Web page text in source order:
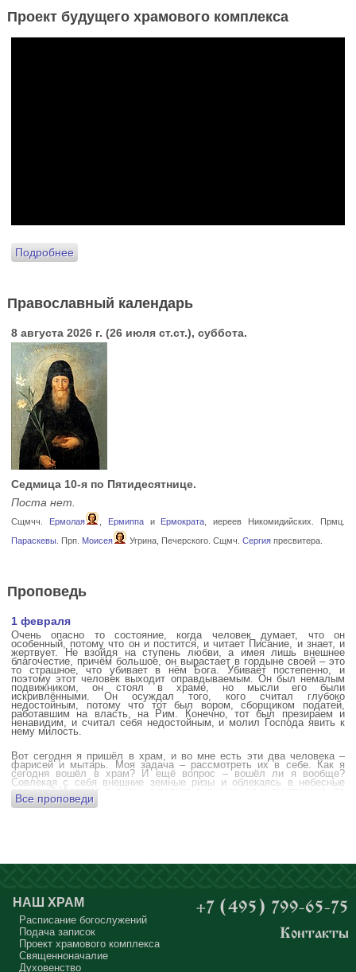
Проект будущего храмового комплекса
Подробнее
Православный календарь
8 августа 2026 г. (26 июля ст.ст.), суббота.
Седмица 10-я по Пятидесятнице.
Поста нет.
Сщмчч. Ермолая , Ермиппаи Ермократа, иереев Никомидийских. Прмц.
Параскевы. Прп. Моисея Угрина, Печерского. Сщмч. Сергияпресвитера.
Проповедь
1 февраля
Очень опасно то состояние, когда человек думает, что он
особенный, потому что он и постится, и читает Писание, и знает, и
жертвует. Не взойдя на ступень любви, а имея лишь внешнее
благочестие, причём большое, он вырастает в гордыне своей – это
то страшное, что убивает в нём Бога. Убивает постепенно, и
поэтому этот человек выходит оправдываемым. Он был немалым
подвижником, он стоял в храме, но мысли его были
искривлёнными. Он осуждал того, кого считал глубоко
недостойным, потому что тот был вором, сборщиком податей,
работавшим на власть, на Рим. Конечно, тот был презираем и
ненавидим, и считал себя недостойным, и молил Господа явить к
нему милость.
Вот сегодня я пришёл в храм, и во мне есть эти два человека –
фарисей и мытарь. Моя задача – рассмотреть их в себе. Как я
сегодня вошёл в храм? И ещё вопрос – вошёл ли я вообще?
Совлекая с себя внешние земные ризы и облекаясь в небесные
одежды? Имеется в виду не только внешние, но и внутренние, то
есть помыслы.
сердца?
Бог открыл помыслы людей, стоящих в храме, и он ужаснулся
тому, что никто из них не молится – ни один человек, кроме одного
мальчика. Мысли у людей о чём угодно: о работе, о молодой жене
или возлюбленной, о детях, о долгах, о футбольном матче, о
путешествиях, о скором отпуске, о билетах, о машине, об одежде, о
том, что будет после службы, где я буду обедать, куда пойду, что
подарить, что подарят, что я посмотрю, что, может быть, почитаю...
Где здесь место для Бога?
Все проповеди
НАШ ХРАМ
Расписание богослужений
Подача записок
Проект храмового комплекса
Священноначалие
Духовенство
+7 (495) 799-65-75
Контакты